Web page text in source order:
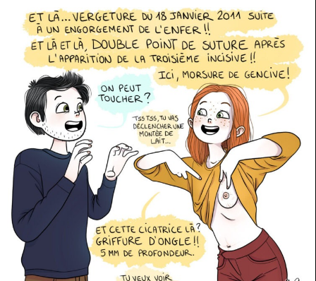
CAMILLE MAGE